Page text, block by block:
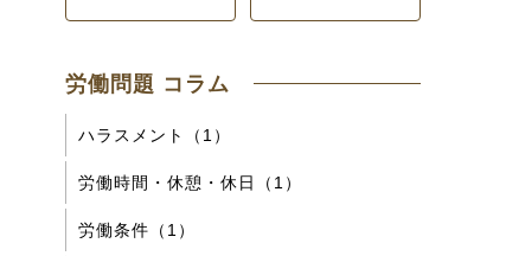
労働問題 コラム
ハラスメント（1）
労働時間・休憩・休日（1）
労働条件（1）